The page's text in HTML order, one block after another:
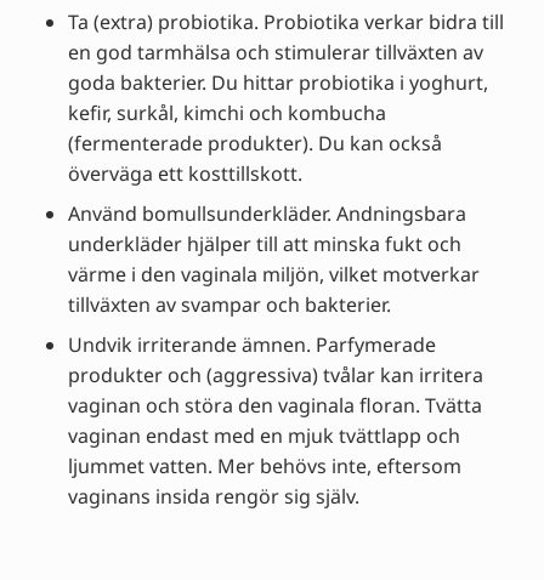
Ta (extra) probiotika. Probiotika verkar bidra till
en god tarmhälsa och stimulerar tillväxten av
goda bakterier. Du hittar probiotika i yoghurt,
kefir, surkål, kimchi och kombucha
(fermenterade produkter). Du kan också
överväga ett kosttillskott.
Använd bomullsunderkläder. Andningsbara
underkläder hjälper till att minska fukt och
värme i den vaginala miljön, vilket motverkar
tillväxten av svampar och bakterier.
Undvik irriterande ämnen. Parfymerade
produkter och (aggressiva) tvålar kan irritera
vaginan och störa den vaginala floran. Tvätta
vaginan endast med en mjuk tvättlapp och
ljummet vatten. Mer behövs inte, eftersom
vaginans insida rengör sig själv.